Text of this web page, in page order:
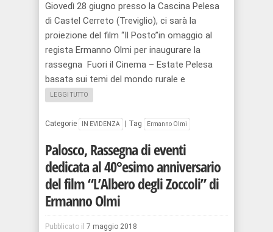
Giovedì 28 giugno presso la Cascina Pelesa
di Castel Cerreto (Treviglio), ci sarà la
proiezione del film “Il Posto”in omaggio al
regista Ermanno Olmi per inaugurare la
rassegna Fuori il Cinema – Estate Pelesa
basata sui temi del mondo rurale e
LEGGI TUTTO
Categorie IN EVIDENZA | Tag Ermanno Olmi
Palosco, Rassegna di eventi
dedicata al 40°esimo anniversario
del film “L’Albero degli Zoccoli” di
Ermanno Olmi
Pubblicato il 7 maggio 2018